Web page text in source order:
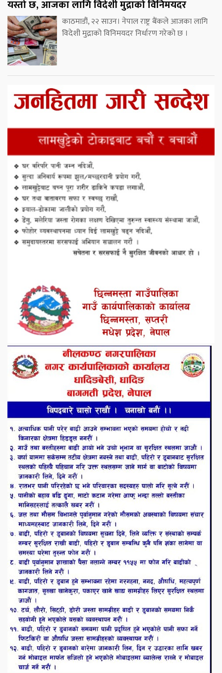
यस्तो छ, आजका लागि विदेशी मुद्राको विनिमयदर
काठमाडौं, २२ साउन। नेपाल राष्ट्र बैंकले आजका लागि
विदेशी मुद्राको विनिमयदर निर्धारण गरेको छ ।